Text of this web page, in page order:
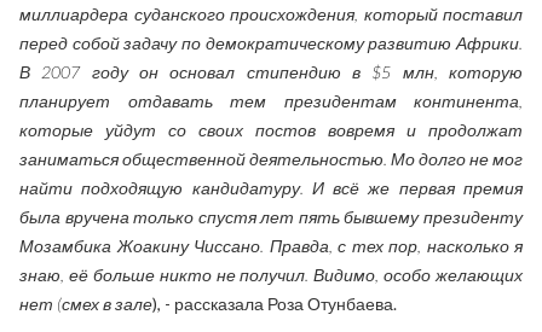
миллиардера суданского происхождения, который поставил
перед собой задачу по демократическому развитию Африки.
В 2007 году он основал стипендию в $5 млн, которую
планирует отдавать тем президентам континента,
которые уйдут со своих постов вовремя и продолжат
заниматься общественной деятельностью. Мо долго не мог
найти подходящую кандидатуру. И всё же первая премия
была вручена только спустя лет пять бывшему президенту
Мозамбика Жоакину Чиссано. Правда, с тех пор, насколько я
знаю, её больше никто не получил. Видимо, особо желающих
нет (смех в зале), - рассказала Роза Отунбаева.